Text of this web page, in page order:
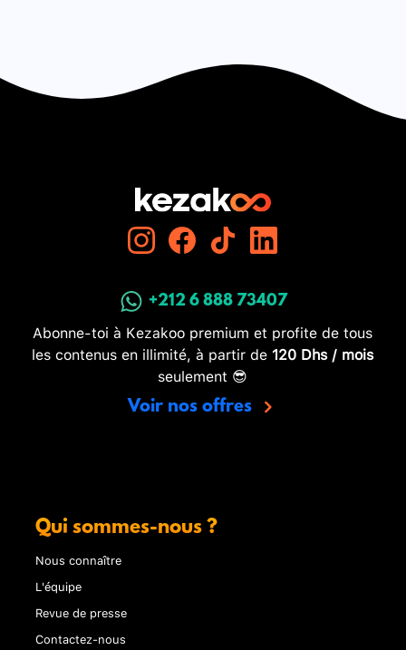
+212 6 888 73407
Abonne-toi à Kezakoo premium et profite de tous
les contenus en illimité, à partir de 120 Dhs / mois
seulement 😎
Voir nos offres
Qui sommes-nous ?
Nous connaître
L'équipe
Revue de presse
Contactez-nous